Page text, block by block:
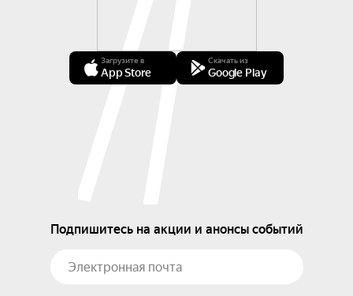
Загрузите в
App Store
Скачать из
Google Play
Подпишитесь на акции и анонсы событий